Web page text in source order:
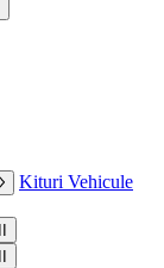
Kituri Vehicule